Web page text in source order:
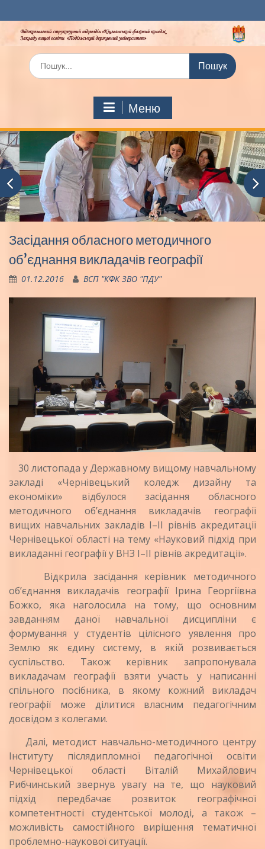
до
вмісту
Шукати:
Меню
Засідання обласного методичного
об’єднання викладачів географії
01.12.2016 ВСП "КФК ЗВО "ПДУ"
30 листопада у Державному вищому навчальному
закладі «Чернівецький коледж дизайну та
економіки» відбулося засідання обласного
методичного об’єднання викладачів географії
вищих навчальних закладів I–II рівнів акредитації
Чернівецької області на тему «Науковий підхід при
викладанні географії у ВНЗ I–II рівнів акредитації».
Відкрила засідання керівник методичного
об’єднання викладачів географії Ірина Георгіївна
Божко, яка наголосила на тому, що основним
завданням даної навчальної дисципліни є
формування у студентів цілісного уявлення про
Землю як єдину систему, в якій розвивається
суспільство. Також керівник запропонувала
викладачам географії взяти участь у написанні
спільного посібника, в якому кожний викладач
географії може ділитися власним педагогічним
досвідом з колегами.
Далі, методист навчально-методичного центру
Інституту післядипломної педагогічної освіти
Чернівецької області Віталій Михайлович
Рибчинський звернув увагу на те, що науковий
підхід передбачає розвиток географічної
компетентності студентської молоді, а також –
можливість самостійного вирішення тематичної
проблемно-наукової ситуації.